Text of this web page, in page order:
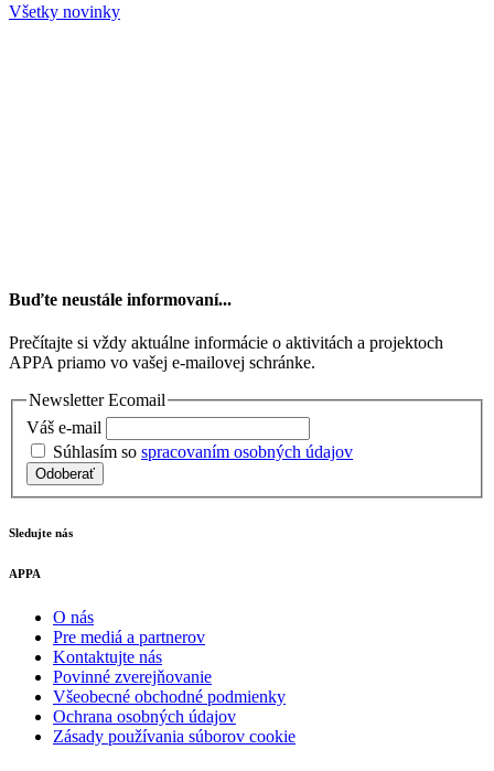
Všetky novinky
Buďte neustále informovaní...
Prečítajte si vždy aktuálne informácie o aktivitách a projektoch
APPA priamo vo vašej e-mailovej schránke.
Newsletter Ecomail
Váš e-mail
Súhlasím so spracovaním osobných údajov
Odoberať
Sledujte nás
APPA
O nás
Pre mediá a partnerov
Kontaktujte nás
Povinné zverejňovanie
Všeobecné obchodné podmienky
Ochrana osobných údajov
Zásady používania súborov cookie